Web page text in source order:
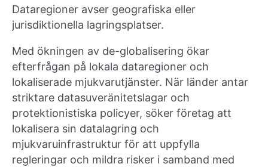
Dataregioner avser geografiska eller
jurisdiktionella lagringsplatser.
Med ökningen av de-globalisering ökar
efterfrågan på lokala dataregioner och
lokaliserade mjukvarutjänster. När länder antar
striktare datasuveränitetslagar och
protektionistiska policyer, söker företag att
lokalisera sin datalagring och
mjukvaruinfrastruktur för att uppfylla
regleringar och mildra risker i samband med